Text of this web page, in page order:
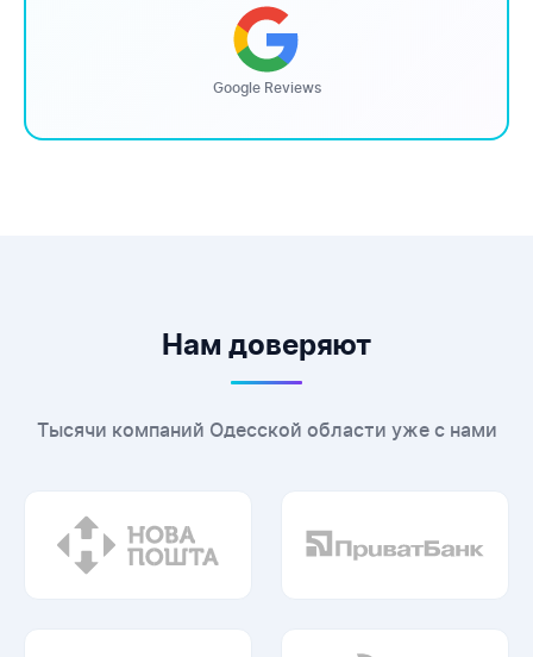
Google Reviews
Нам доверяют
Тысячи компаний Одесской области уже с нами